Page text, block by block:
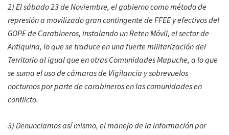
2) El sábado 23 de Noviembre, el gobierno como método de
represión a movilizado gran contingente de FFEE y efectivos del
GOPE de Carabineros, instalando un Reten Móvil, el sector de
Antiquina, lo que se traduce en una fuerte militarización del
Territorio al igual que en otras Comunidades Mapuche, a lo que
se suma el uso de cámaras de Vigilancia y sobrevuelos
nocturnos por parte de carabineros en las comunidades en
conflicto.
3) Denunciamos así mismo, el manejo de la información por